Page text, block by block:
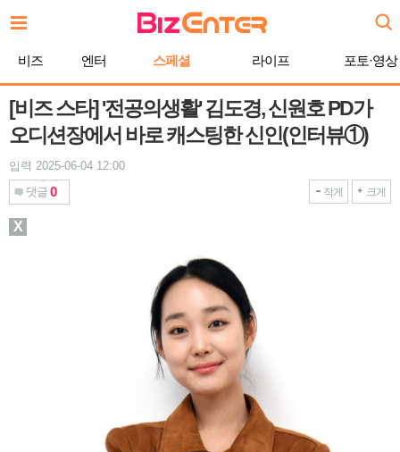
문
기
비즈 엔터 스페셜 라이프 포토·영상
[비즈 스타] '전공의생활' 김도경, 신원호 PD가
오디션장에서 바로 캐스팅한 신인(인터뷰①)
입력 2025-06-04 12:00
댓글 0 작게 크게
X